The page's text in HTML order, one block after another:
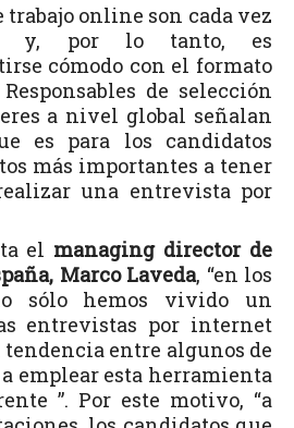
trabajo online son cada vez
y, por lo tanto, es
cómodo con el formato
de selección
a nivel global señalan
es para los candidatos
más importantes a tener
una entrevista por
el managing director de
Marco Laveda, “en los
sólo hemos vivido un
entrevistas por internet
entre algunos de
emplear esta herramienta
”. Por este motivo, “a